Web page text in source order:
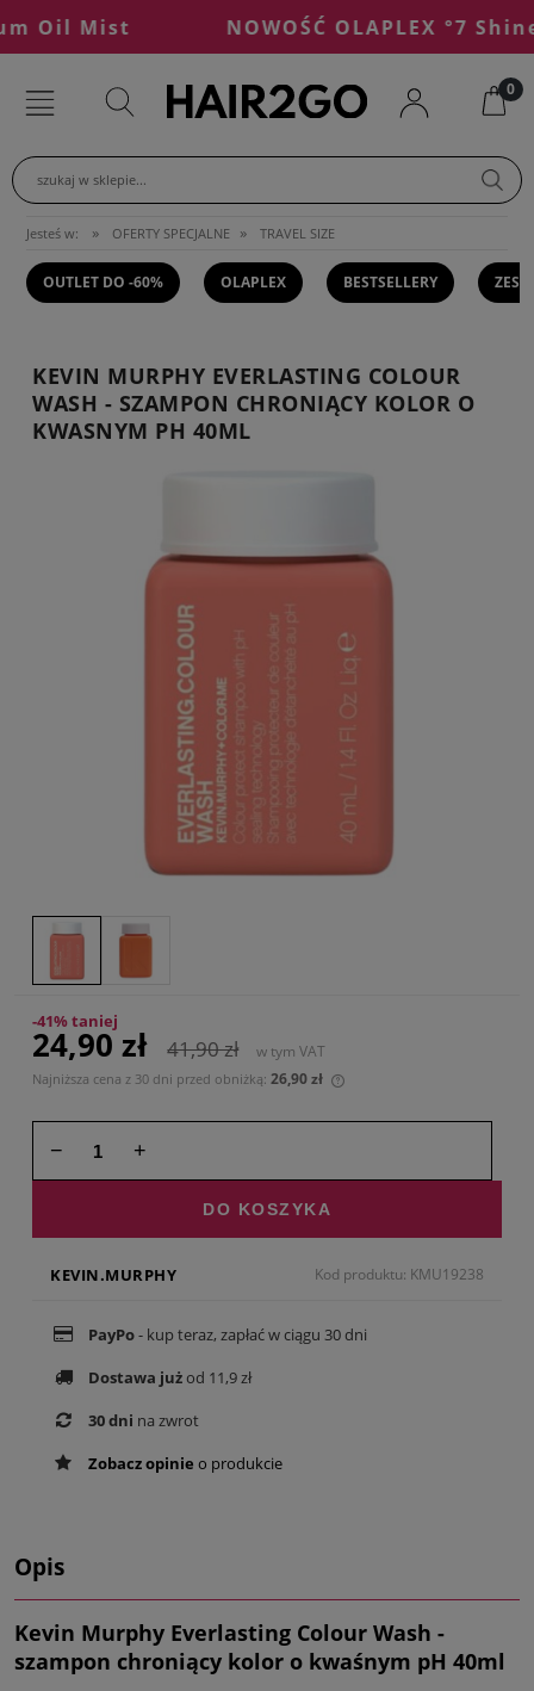
Oil Mist NOWOŚĆ OLAPLEX °7
szukaj w sklepie...
Jesteś w: » OFERTY SPECJALNE » TRAVEL SIZE
OUTLET DO -60% OLAPLEX BESTSELLERY
KEVIN MURPHY EVERLASTING COLOUR
WASH - SZAMPON CHRONIĄCY KOLOR O
KWASNYM PH 40ML
-41% taniej
24,90 zł 41,90 zł w tym VAT
Najniższa cena z 30 dni przed obniżką: 26,90 zł
30 dni, wyświetlana jest
− +
DO KOSZYKA
KEVIN.MURPHY Kod produktu: KMU19238
PayPo- kup teraz, zapłać w ciągu 30 dni
Dostawa jużod 11,9 zł
30 dni na zwrot
Zobacz opinie o produkcie
Opis
Kevin Murphy Everlasting Colour Wash -
szampon chroniący kolor o kwaśnym pH 40ml